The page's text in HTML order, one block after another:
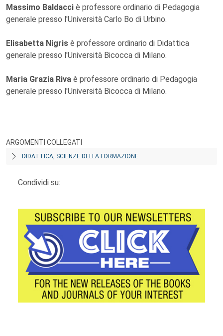
Massimo Baldacci è professore ordinario di Pedagogia
generale presso l'Università Carlo Bo di Urbino.
Elisabetta Nigris è professore ordinario di Didattica
generale presso l'Università Bicocca di Milano.
Maria Grazia Riva è professore ordinario di Pedagogia
generale presso l'Università Bicocca di Milano.
ARGOMENTI COLLEGATI
DIDATTICA, SCIENZE DELLA FORMAZIONE
Condividi su: